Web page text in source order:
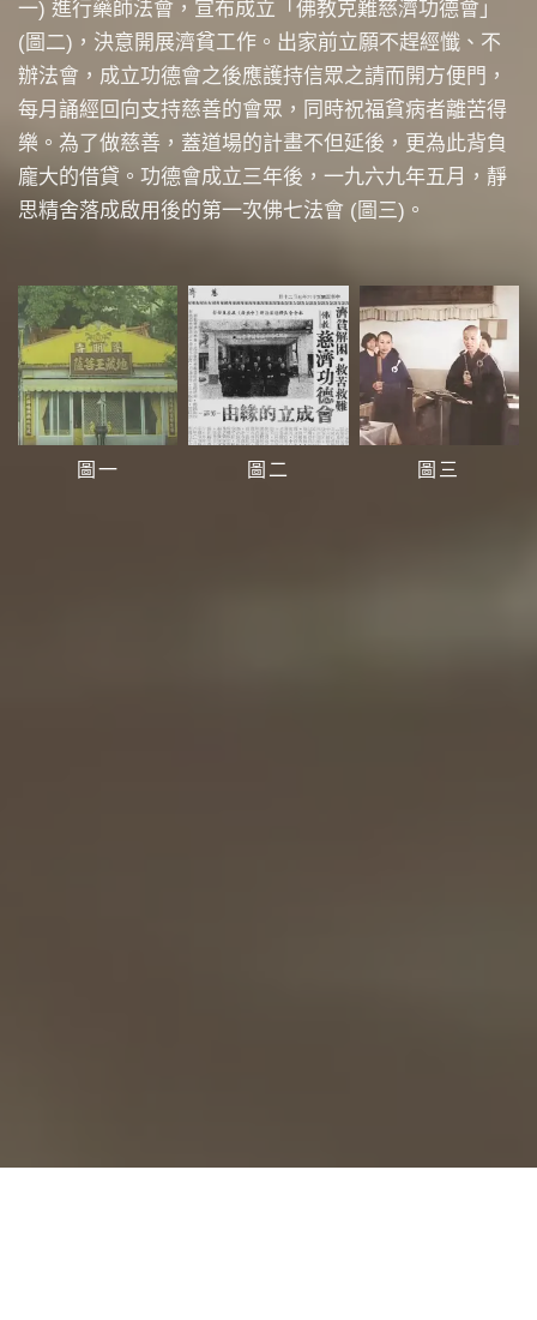
一) 進行藥師法會，宣布成立「佛教克難慈濟功德會」
(圖二)，決意開展濟貧工作。出家前立願不趕經懺、不
辦法會，成立功德會之後應護持信眾之請而開方便門，
每月誦經回向支持慈善的會眾，同時祝福貧病者離苦得
樂。為了做慈善，蓋道場的計畫不但延後，更為此背負
龐大的借貸。功德會成立三年後，一九六九年五月，靜
思精舍落成啟用後的第一次佛七法會 (圖三)。
圖一 圖二 圖三